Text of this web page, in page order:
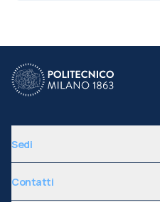
Sedi
Contatti